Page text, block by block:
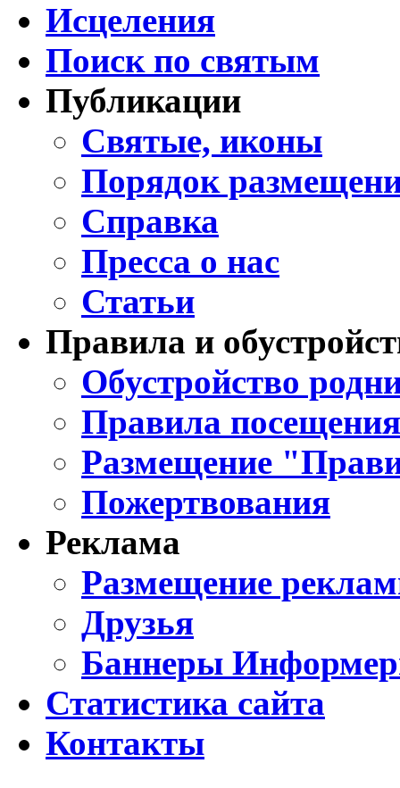
Исцеления
Поиск по святым
Публикации
Святые, иконы
Порядок
Справка
Пресса о нас
Статьи
Правила и
Обустройство
Правила
Размещение
Пожертвования
Реклама
Размещение
Друзья
Баннеры
Статистика сайта
Контакты